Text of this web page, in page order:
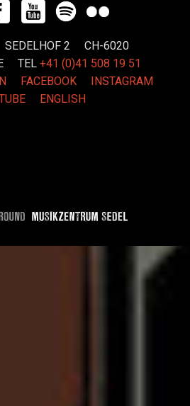
2 CH-6020
TEL+41 (0)41 508 19 51
FACEBOOK
INSTAGRAM
ENGLISH